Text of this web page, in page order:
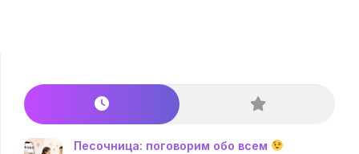
Песочница: поговорим обо всем